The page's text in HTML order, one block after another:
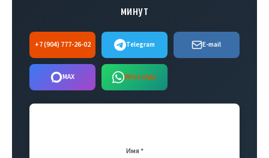
минут
+7 (904) 777-26-02 Telegram E-mail
MAX WhatsApp
Имя *